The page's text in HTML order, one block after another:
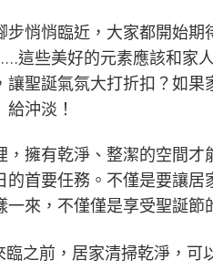
步悄悄臨近，大家都開始
這些美好的元素應該和家
讓聖誕氣氛大打折扣？如
沖淡！
，擁有乾淨、整潔的空間
的首要任務。不僅是要讓
一來，不僅僅是享受聖誕